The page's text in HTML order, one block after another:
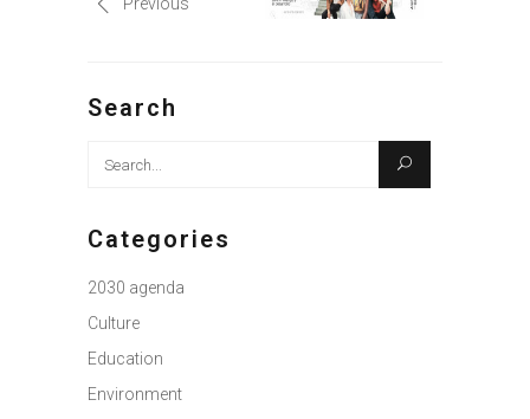
Previous
Search
Categories
2030 agenda
Culture
Education
Environment